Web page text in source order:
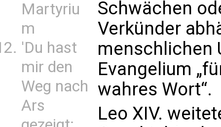
Martyriu
m
'Du hast
mir den
Weg nach
Ars
Schwächen
Verkünder
menschlichen
Evangelium
wahres Wort“.
Leo XIV.